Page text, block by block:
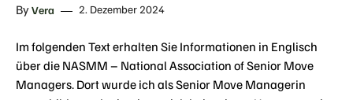
ByVera 2. Dezember 2024
Im folgenden Text erhalten Sie Informationen in Englisch
über die NASMM – National Association of Senior Move
Managers. Dort wurde ich als Senior Move Managerin